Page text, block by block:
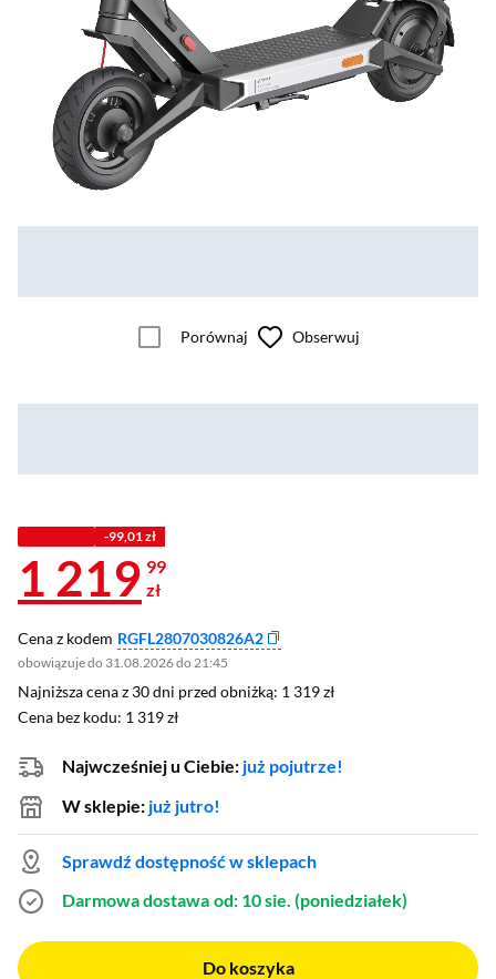
Porównaj Obserwuj
-99,01 zł
1 219 99
zł
Cena z kodem RGFL2807030826A2
obowiązuje do 31.08.2026 do 21:45
Najniższa cena z 30 dni przed obniżką: 1 319 zł
Najniższa cena z 30 dni przed obniżką: 1 319 zł
Cena bez kodu: 1 319 zł
Cena bez kodu: 1 319 zł
Najwcześniej u Ciebie: już pojutrze!
W sklepie: już jutro!
Sprawdź dostępność w sklepach
Darmowa dostawa od: 10 sie. (poniedziałek)
Do koszyka